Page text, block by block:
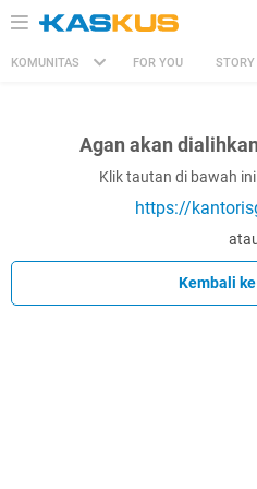
KOMUNITAS FOR YOU STORY
Agan akan
Klik tautan di bawah
https://
Kembali